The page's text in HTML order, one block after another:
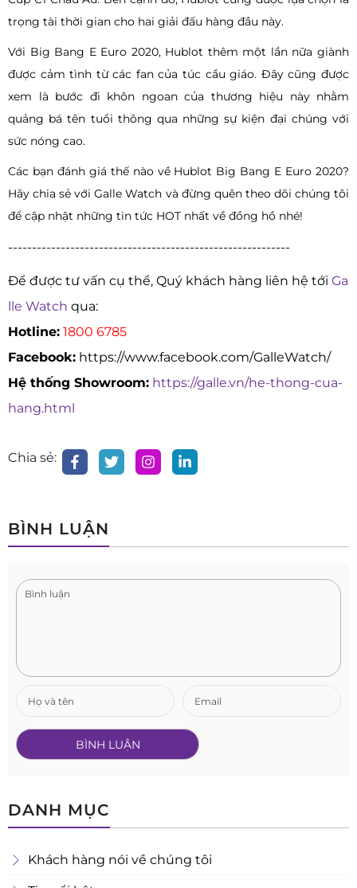
trọng tài thời gian cho hai giải đấu hàng đầu này.
Với Big Bang E Euro 2020, Hublot thêm một lần nữa giành
được cảm tình từ các fan của túc cầu giáo. Đây cũng được
xem là bước đi khôn ngoan của thương hiệu này nhằm
quảng bá tên tuổi thông qua những sự kiện đại chúng với
sức nóng cao.
Các bạn đánh giá thế nào về Hublot Big Bang E Euro 2020?
Hãy chia sẻ với Galle Watch và đừng quên theo dõi chúng tôi
để cập nhật những tin tức HOT nhất về đồng hồ nhé!
-----------------------------------------------------------
Để được tư vấn cụ thể, Quý khách hàng liên hệ tới Ga
lle Watch qua:
Hotline: 1800 6785
Facebook: https://www.facebook.com/GalleWatch/
Hệ thống Showroom: https://galle.vn/he-thong-cua-
hang.html
Chia sẻ:
BÌNH LUẬN
DANH MỤC
Khách hàng nói về chúng tôi